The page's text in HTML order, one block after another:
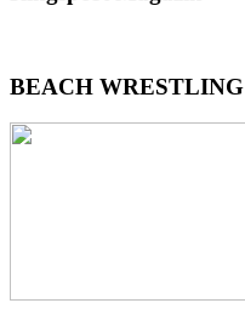
BEACH WRESTLING